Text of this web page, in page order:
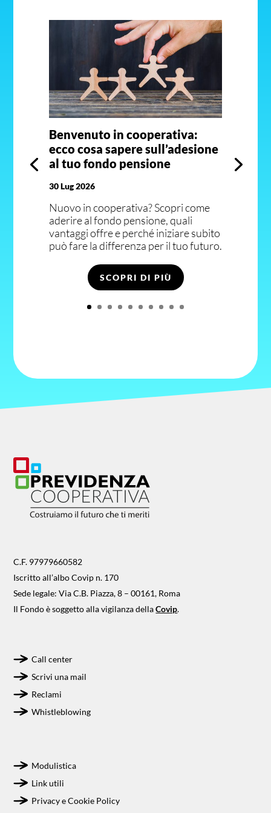
Benvenuto in cooperativa:
ecco cosa sapere sull’adesione
al tuo fondo pensione
30 Lug 2026
Nuovo in cooperativa? Scopri come
aderire al fondo pensione, quali
vantaggi offre e perché iniziare subito
può fare la differenza per il tuo futuro.
SCOPRI DI PIÙ
C.F. 97979660582
Iscritto all’albo Covip n. 170
Sede legale: Via C.B. Piazza, 8 – 00161, Roma
Il Fondo è soggetto alla vigilanza dellaCovip.
Call center
Scrivi una mail
Reclami
Whistleblowing
Modulistica
Link utili
Privacy e Cookie Policy